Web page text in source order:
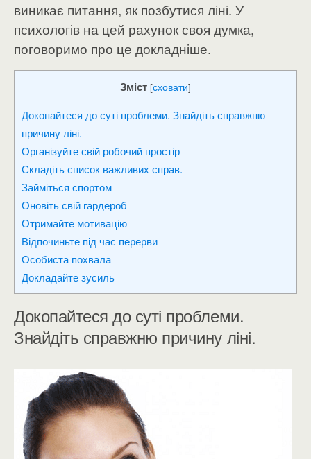
виникає питання, як позбутися ліні. У
психологів на цей рахунок своя думка,
поговоримо про це докладніше.
Зміст [сховати]
Докопайтеся до суті проблеми. Знайдіть справжню
причину ліні.
Організуйте свій робочий простір
Складіть список важливих справ.
Займіться спортом
Оновіть свій гардероб
Отримайте мотивацію
Відпочиньте під час перерви
Особиста похвала
Докладайте зусиль
Докопайтеся до суті проблеми.
Знайдіть справжню причину ліні.